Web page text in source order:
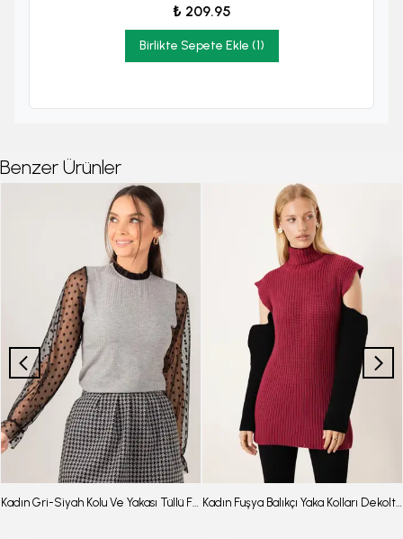
₺ 209.95
Birlikte Sepete Ekle (1)
Benzer Ürünler
Kadın Gri-Siyah Kolu Ve Yakası Tüllü Fitilli Triko Kazak Arm-22K001043 Kadın Fuşya Balıkçı Yaka Kolları Dekolteli Triko Kazak ARM-26K136015